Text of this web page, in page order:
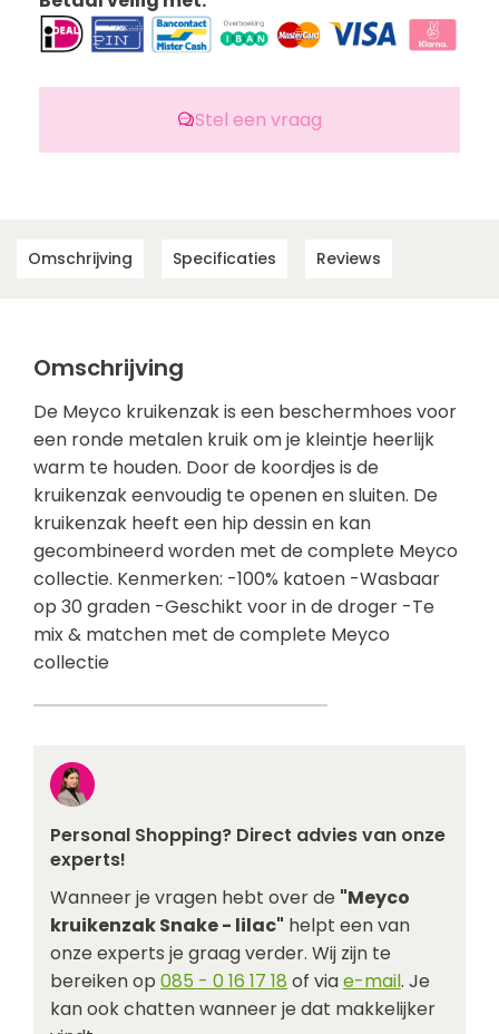
Stel een vraag
Omschrijving Specificaties Reviews
Omschrijving
De Meyco kruikenzak is een beschermhoes voor
een ronde metalen kruik om je kleintje heerlijk
warm te houden. Door de koordjes is de
kruikenzak eenvoudig te openen en sluiten. De
kruikenzak heeft een hip dessin en kan
gecombineerd worden met de complete Meyco
collectie. Kenmerken: -100% katoen -Wasbaar
op 30 graden -Geschikt voor in de droger -Te
mix & matchen met de complete Meyco
collectie
Personal Shopping? Direct advies van onze
experts!
Wanneer je vragen hebt over de "Meyco
kruikenzak Snake - lilac" helpt een van
onze experts je graag verder. Wij zijn te
bereiken op 085 - 0 16 17 18 of viae-mail. Je
kan ook chatten wanneer je dat makkelijker